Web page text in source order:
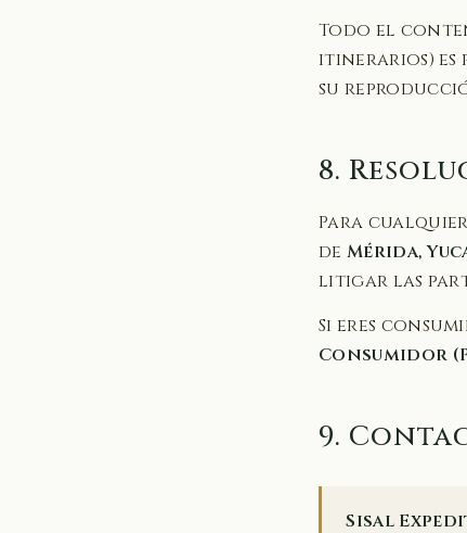
Todo el
itinerarios) es
su
8.
Para
de Mérida,
litigar las
Si eres
Consumidor
9.
Sisal